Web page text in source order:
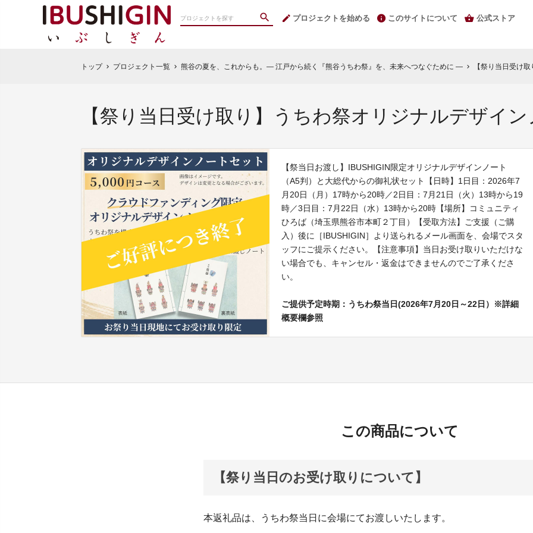
プロジェクトを始める このサイトについて 公式ストア
トップ chevron_right プロジェクト一覧 chevron_right 熊谷の夏を、これからも。― 江戸から続く『熊谷うちわ祭』を、未来へつなぐために ― chevron_right 【祭り当日受け
【祭り当日受け取り】うちわ祭オリジナルデザイ
【祭当日お渡し】IBUSHIGIN限定オリジナルデザインノート
（A5判）と大総代からの御礼状セット【日時】1日目：2026年7
月20日（月）17時から20時／2日目：7月21日（火）13時から19
時／3日目：7月22日（水）13時から20時【場所】コミュニティ
ひろば（埼玉県熊谷市本町２丁目）【受取方法】ご支援（ご購
入）後に［IBUSHIGIN］より送られるメール画面を、会場でスタ
ッフにご提示ください。【注意事項】当日お受け取りいただけな
い場合でも、キャンセル・返金はできませんのでご了承くださ
い。
ご提供予定時期：うちわ祭当日(2026年7月20日～22日）※詳細
概要欄参照
この商品について
【祭り当日のお受け取りについて】
本返礼品は、うちわ祭当日に会場にてお渡しいたします。